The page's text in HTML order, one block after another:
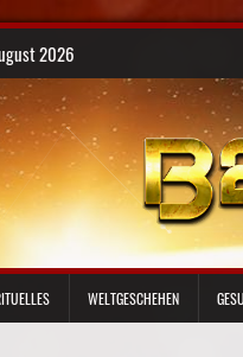
2026
WELTGESCHEHEN